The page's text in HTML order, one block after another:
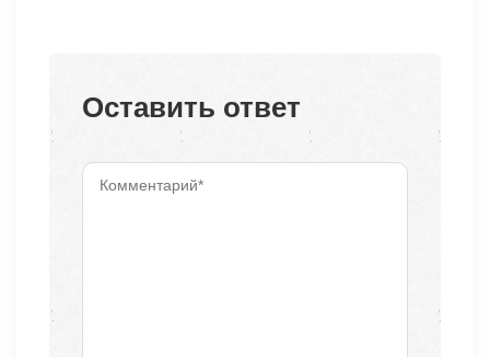
Оставить ответ